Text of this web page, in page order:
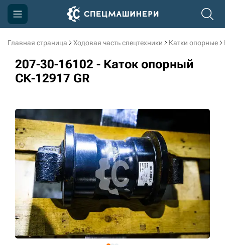
Главная страница Ходовая часть спецтехники Катки опорные
207-30-16102 - Каток опорный
СК-12917 GR
Компания
Акции
Информация
Контакты
3D тур по производству
3D тур по складам
sksale@skdst.ru
+7 (499) 394-50-93